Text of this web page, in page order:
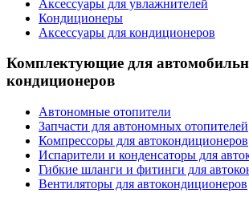
Аксессуары для увлажнителей
Кондиционеры
Аксессуары для кондиционеров
Комплектующие для
кондиционеров
Автономные отопители
Запчасти для автономных отопителей
Компрессоры для автокондиционеров
Испарители и конденсаторы для
Гибкие шланги и фитинги для
Вентиляторы для автокондиционеров